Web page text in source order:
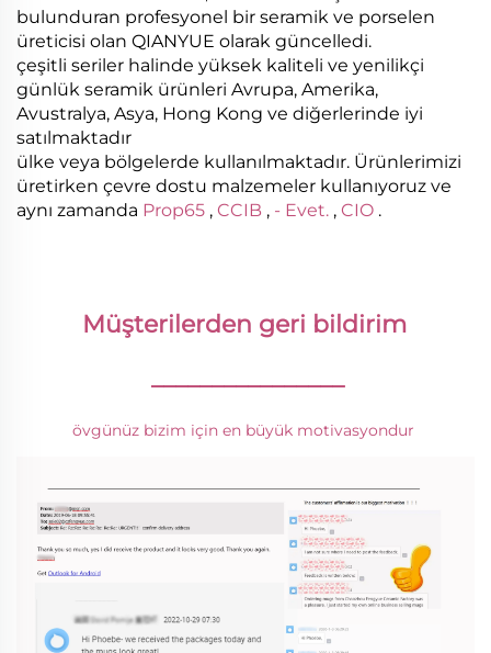
bulunduran profesyonel bir seramik ve porselen
üreticisi olan QIANYUE olarak güncelledi.
çeşitli seriler halinde yüksek kaliteli ve yenilikçi
günlük seramik ürünleri Avrupa, Amerika,
Avustralya, Asya, Hong Kong ve diğerlerinde iyi
satılmaktadır
ülke veya bölgelerde kullanılmaktadır. Ürünlerimizi
üretirken çevre dostu malzemeler kullanıyoruz ve
aynı zamanda Prop65 , CCIB , - Evet. , CIO .
Müşterilerden geri bildirim
________________
övgünüz bizim için en büyük motivasyondur